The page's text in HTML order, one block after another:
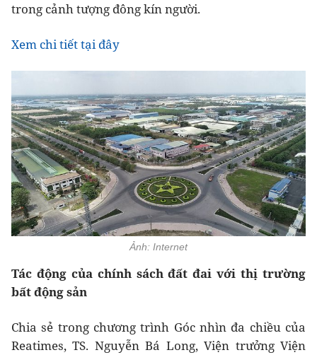
trong cảnh tượng đông kín người.
Xem chi tiết tại đây
Ảnh: Internet
Tác động của chính sách đất đai với thị trường
bất động sản
Chia sẻ trong chương trình Góc nhìn đa chiều của
Reatimes, TS. Nguyễn Bá Long, Viện trưởng Viện